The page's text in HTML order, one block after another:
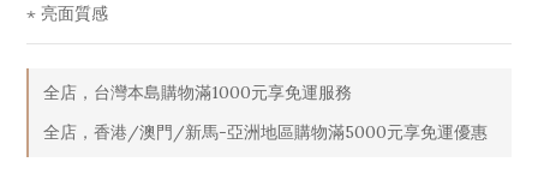
⋆ 亮面質感
全店，台灣本島購物滿1000元享免運服務
全店，香港/澳門/新馬-亞洲地區購物滿5000元享免運優惠